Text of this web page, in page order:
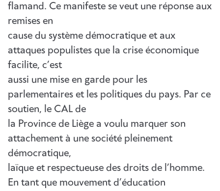
flamand. Ce manifeste se veut une réponse aux
remises en
cause du système démocratique et aux
attaques populistes que la crise économique
facilite, c’est
aussi une mise en garde pour les
parlementaires et les politiques du pays. Par ce
soutien, le CAL de
la Province de Liège a voulu marquer son
attachement à une société pleinement
démocratique,
laïque et respectueuse des droits de l’homme.
En tant que mouvement d’éducation